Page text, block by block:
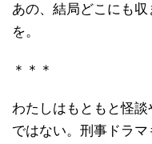
あの、結局どこにも
を。
＊＊＊
わたしはもともと怪
ではない。刑事ドラ